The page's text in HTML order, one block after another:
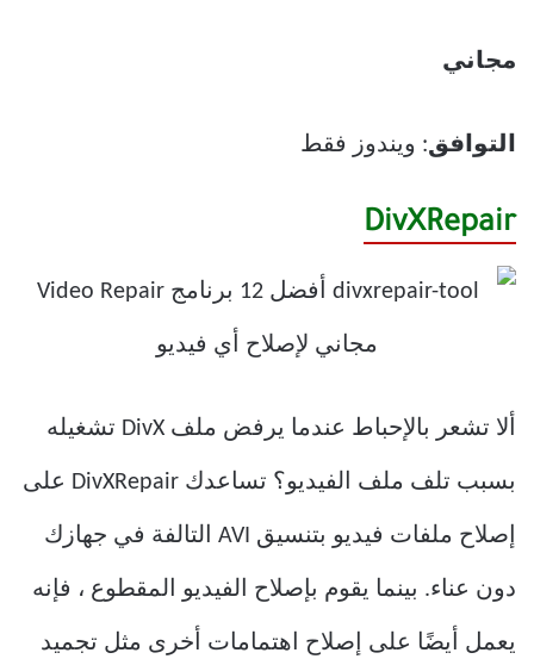
مجاني
التوافق: ويندوز فقط
DivXRepair
ألا تشعر بالإحباط عندما يرفض ملف DivX تشغيله
بسبب تلف ملف الفيديو؟ تساعدك DivXRepair على
إصلاح ملفات فيديو بتنسيق AVI التالفة في جهازك
دون عناء. بينما يقوم بإصلاح الفيديو المقطوع ، فإنه
يعمل أيضًا على إصلاح اهتمامات أخرى مثل تجميد